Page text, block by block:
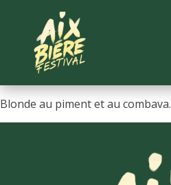
Blonde au piment et au combava.